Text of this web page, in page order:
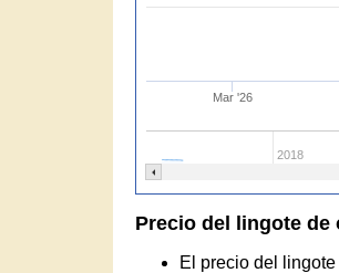
Mar '26
2018
Precio del lingote
El precio del